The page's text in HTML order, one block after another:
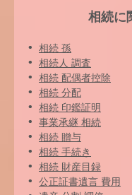
相続に
相続 孫
相続人 調査
相続 配偶者控除
相続 分配
相続 印鑑証明
事業承継 相続
相続 贈与
相続 手続き
相続 財産目録
公正証書遺言 費用